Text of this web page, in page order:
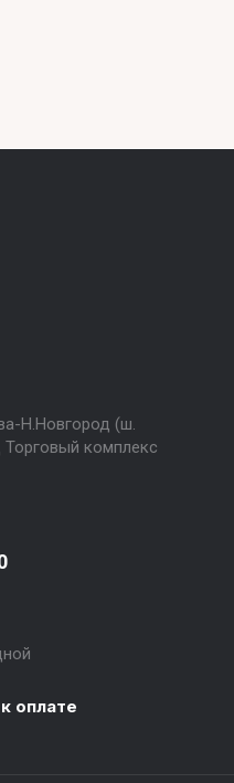
Н.Новгород (ш.
комплекс
оплате